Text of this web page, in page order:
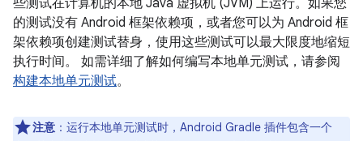
的测试没有 Android 框架依赖项，或者您可以为 Android 框
架依赖项创建测试替身，使用这些测试可以最大限度地缩短
执行时间。 如需详细了解如何编写本地单元测试，请参阅
构建本地单元测试。
注意 ： 运行本地单元测试时，Android Gradle 插件包含一个